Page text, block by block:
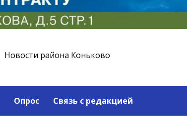
Новости района Коньково
Опрос Связь с редакцией